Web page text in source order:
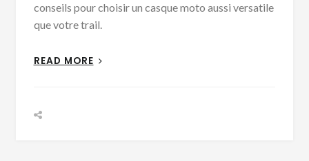
conseils pour choisir un casque moto aussi versatile
que votre trail.
READ MORE